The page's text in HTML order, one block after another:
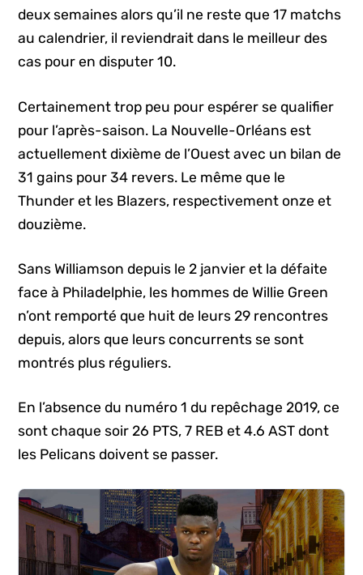
deux semaines alors qu’il ne reste que 17 matchs
au calendrier, il reviendrait dans le meilleur des
cas pour en disputer 10.
Certainement trop peu pour espérer se qualifier
pour l’après-saison. La Nouvelle-Orléans est
actuellement dixième de l’Ouest avec un bilan de
31 gains pour 34 revers. Le même que le
Thunder et les Blazers, respectivement onze et
douzième.
Sans Williamson depuis le 2 janvier et la défaite
face à Philadelphie, les hommes de Willie Green
n’ont remporté que huit de leurs 29 rencontres
depuis, alors que leurs concurrents se sont
montrés plus réguliers.
En l’absence du numéro 1 du repêchage 2019, ce
sont chaque soir 26 PTS, 7 REB et 4.6 AST dont
les Pelicans doivent se passer.